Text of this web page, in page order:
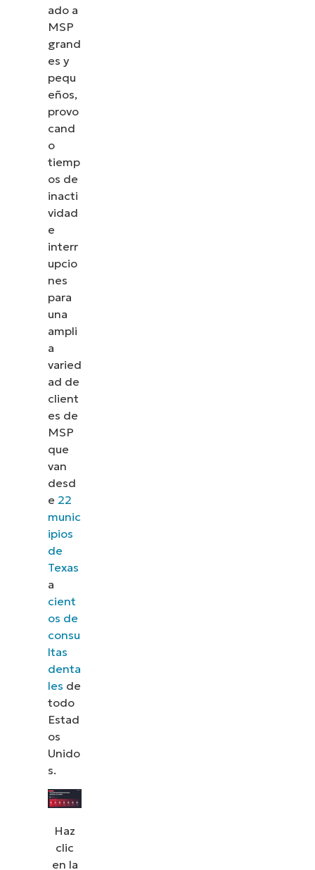
ado a
MSP
grand
es y
pequ
eños,
provo
cand
o
tiemp
os de
inacti
vidad
e
interr
upcio
nes
para
una
ampli
a
varied
ad de
client
es de
MSP
que
van
desd
e 22
munic
ipios
de
Texas
a
cient
os de
consu
ltas
denta
les de
todo
Estad
os
Unido
s.
Haz
clic
en la
Descubre NinjaOne en
Explora nuestras demos bajo demanda y descubre